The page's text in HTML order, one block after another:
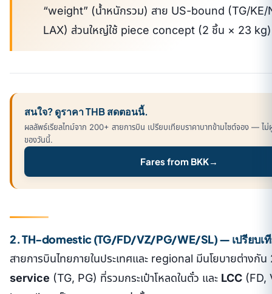
“weight” (น้ำหนักรวม) สาย US-bound (TG/KE/
LAX) ส่วนใหญ่ใช้ piece concept (2 ชิ้น × 23 kg)
สนใจ? ดูราคา THB สดตอนนี้.
ผลลัพธ์เรียลไทม์จาก 200+ สายการบิน เปรียบเทียบราคาบาทข้ามไซต์จอง — ไ
ของวันนี้.
Fares from BKK→
2. TH-domestic (TG/FD/VZ/PG/WE/SL) — เปรียบเ
สายการบินไทยภายในประเทศและ regional มีนโยบายต่างกั
service (TG, PG) ที่รวมกระเป๋าโหลดในตั๋ว และ LCC (FD,